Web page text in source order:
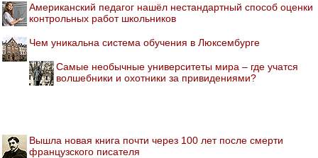
Американский педагог нашёл нестандартный способ оценки
контрольных работ школьников
Чем уникальна система обучения в Люксембурге
Самые необычные университеты мира – где учатся
волшебники и охотники за привидениями?
Вышла новая книга почти через 100 лет после смерти
французского писателя